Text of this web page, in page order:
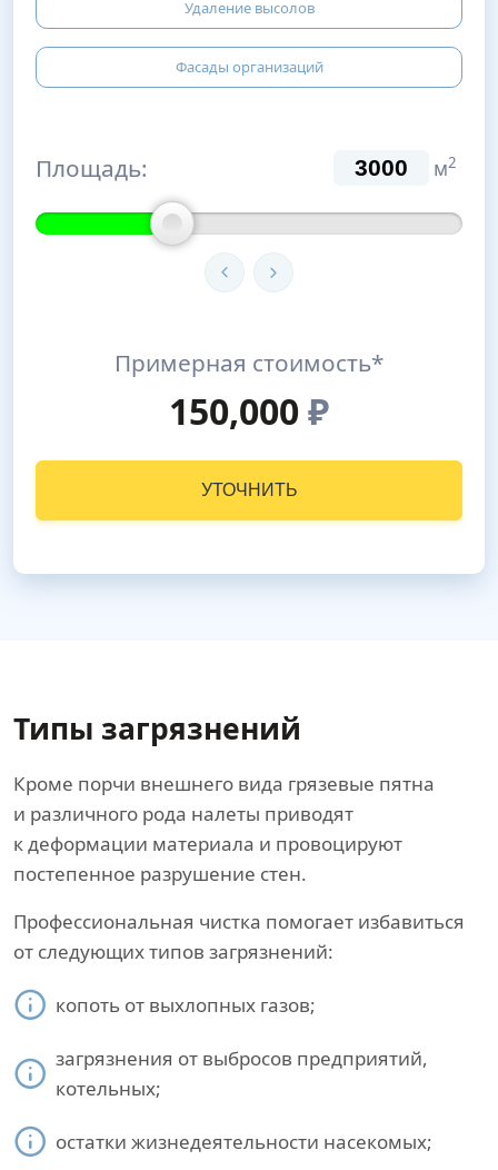
Удаление высолов
Фасады организаций
Площадь: м2
Примерная стоимость*
150,000₽
УТОЧНИТЬ
Типы загрязнений
Кроме порчи внешнего вида грязевые пятна
и различного рода налеты приводят
к деформации материала и провоцируют
постепенное разрушение стен.
Профессиональная чистка помогает избавиться
от следующих типов загрязнений:
копоть от выхлопных газов;
загрязнения от выбросов предприятий,
котельных;
остатки жизнедеятельности насекомых;